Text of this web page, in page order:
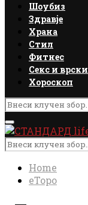
Шоубиз
Здравје
Храна
Стил
Фитнес
Секс и врски
Хороскоп
Search
for:
Primary
Menu
Search
for:
Home
еТоро